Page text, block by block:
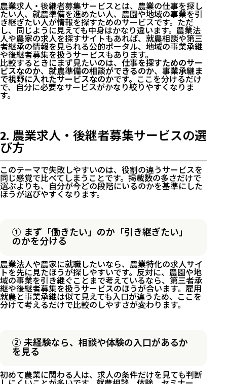
農業求人・後継者募集サービスとは、農業の仕事を探し
たい人、就農準備を進めたい人、農園や地域の事業を引
き継ぎたい人が情報を探すためのサービスです。ただ
し、同じように見えても中身はかなり違います。農業法
人や農家の求人を探すサイトもあれば、就農相談や第三
者継承の情報を見られる公的ポータル、地域の事業承継
や後継者募集を扱うサービスもあります。
比較するときにまず見たいのは、 仕事を探すためのサー
ビスなのか、 就農準備の相談ができるのか、 事業承継ま
で視野に入れたサービスなのかです。ここを分けるだけ
で、自分に必要なサービスがかなり絞りやすくなりま
す。
2. 農業求人・後継者募集サービスの選
び方
このテーマで失敗しやすいのは、役割の違うサービスを
同じ感覚で比べてしまうことです。掲載数の多さだけで
選ぶよりも、自分が今どの段階にいるのかを基準にした
ほうが選びやすくなります。
① まず「働きたい」のか「引き継ぎたい」
のかを分ける
農業法人や農家に就職したいなら、農業特化の求人サイ
トを先に見たほうが探しやすいです。反対に、農園や地
域の事業を引き継ぐことまで考えているなら、第三者承
継や後継者募集を扱うサービスのほうが合います。雇用
就農と事業承継は似て見えても入口が違うため、ここを
分けて考えるだけで比較のしやすさが変わります。
② 未経験なら、相談や体験の入口があるか
を見る
初めて農業に関わる人は、求人の条件だけを見ても判断